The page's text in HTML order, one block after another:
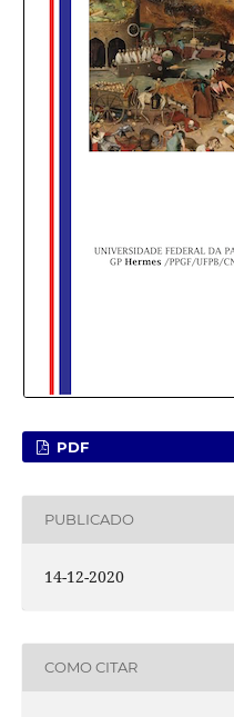
PDF
PUBLICADO
14-12-2020
COMO CITAR